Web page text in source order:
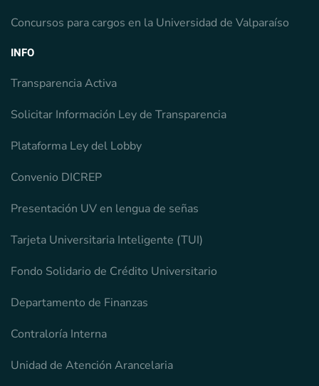
Concursos para cargos en la Universidad de Valparaíso
INFO
Transparencia Activa
Solicitar Información Ley de Transparencia
Plataforma Ley del Lobby
Convenio DICREP
Presentación UV en lengua de señas
Tarjeta Universitaria Inteligente (TUI)
Fondo Solidario de Crédito Universitario
Departamento de Finanzas
Contraloría Interna
Unidad de Atención Arancelaria